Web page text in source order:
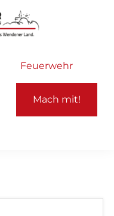
Feuerwehr
Mach mit!